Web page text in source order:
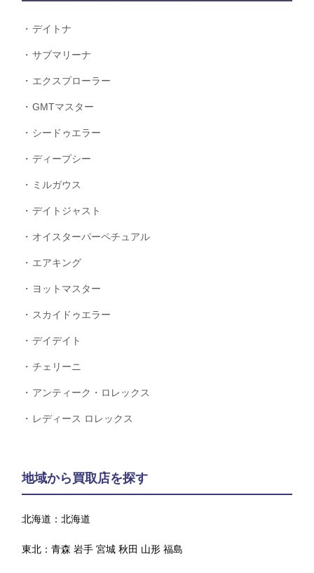
デイトナ
サブマリーナ
エクスプローラー
GMTマスター
シードゥエラー
ディープシー
ミルガウス
デイトジャスト
オイスターパーペチュアル
エアキング
ヨットマスター
スカイドゥエラー
デイデイト
チェリーニ
アンティーク・ロレックス
レディース ロレックス
地域から買取店を探す
北海道：北海道
東北：青森 岩手 宮城 秋田 山形 福島